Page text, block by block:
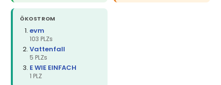
ÖKOSTROM
evm
103 PLZs
Vattenfall
5 PLZs
E WIE EINFACH
1 PLZ